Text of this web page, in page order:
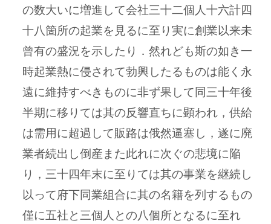
の数大いに増進して会社三十二個人十六計四
十八箇所の起業を見るに至り実に創業以来未
曾有の盛況を示したり．然れども斯の如き一
時起業熱に侵されて勃興したるものは能く永
遠に維持すべきものに非ず果して同三十年後
半期に移りては其の反響直ちに顕われ，供給
は需用に超過して販路は俄然逼塞し，遂に廃
業者続出し倒産また此れに次ぐの悲境に陥
り，三十四年末に至りては其の事業を継続し
以って府下同業組合に其の名籍を列するもの
僅に五社と三個人との八個所となるに至れ